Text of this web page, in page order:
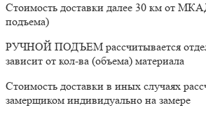
Стоимость доставки далее 30 км от
подъема)
РУЧНОЙ ПОДЪЕМ рассчитывается
зависит от кол-ва (объема) материала
Стоимость доставки в иных случаях
замерщиком индивидуально на замере